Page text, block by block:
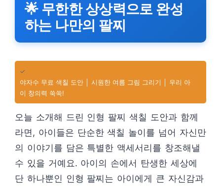
🌟 무한한 상상력으로 완성
하는 나만의 팔찌
✓
야자수 무료 색칠 도안 │ 시원한 여름 그림 그리기 │ 우리 아
이 창의력 쑥쑥!
오늘 소개해 드린 인형 팔찌 색칠 도안과 함께
라면, 아이들은 단순한 색칠 놀이를 넘어 자신만
의 이야기를 담은 특별한 액세서리를 창조해낼
수 있을 거예요. 아이의 손에서 탄생한 세상에
단 하나뿐인 인형 팔찌는 아이에게 큰 자신감과